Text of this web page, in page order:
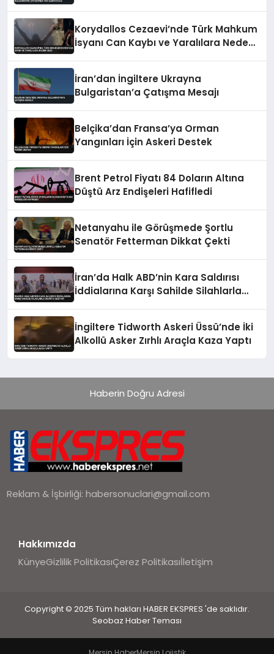
Korydallos Cezaevi’nde Türk Mahkum
İsyanı Can Kaybı ve Yaralılara Neden
İran’dan İngiltere Ukrayna
Bulgaristan’a Çatışma Mesajı
Belçika’dan Fransa’ya Orman
Yangınları İçin Askeri Destek
Brent Petrol Fiyatı 84 Doların Altına
Düştü Arz Endişeleri Hafifledi
Netanyahu ile Görüşmede Şortlu
Senatör Fetterman Dikkat Çekti
İran’da Halk ABD’nin Kara Saldırısı
İddialarına Karşı Sahilde Silahlarla
İngiltere Tidworth Askeri Üssü’nde İki
Alkollü Asker Zırhlı Araçla Kaza Yaptı
Haberin Doğru Adresi
Reklam & İşbirliği:habersonuclari@gmail.com
Hakkımızda
KünyeGizlilik PolitikasıÇerez Politikasıİletişim
Copyright © 2025 Tüm hakları HABER EKSPRES 'de saklıdır.
Seobaz Haber Teması